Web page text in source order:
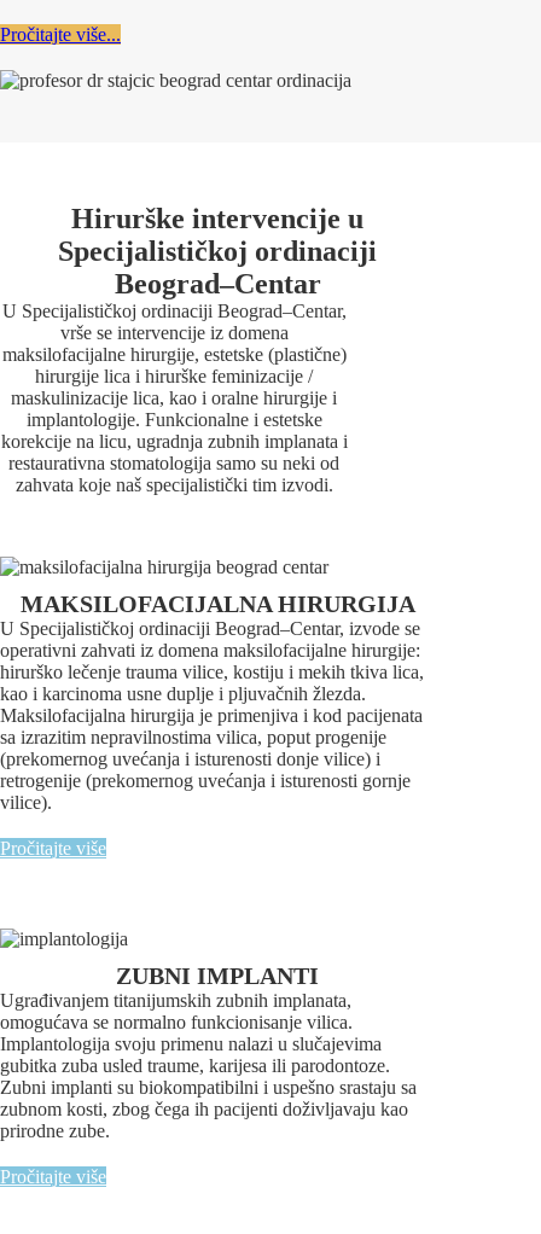
Pročitajte više...
Hirurške intervencije u
Specijalističkoj ordinaciji
Beograd–Centar
U Specijalističkoj ordinaciji Beograd–Centar,
vrše se intervencije iz domena
maksilofacijalne hirurgije, estetske (plastične)
hirurgije lica i hirurške feminizacije /
maskulinizacije lica, kao i oralne hirurgije i
implantologije. Funkcionalne i estetske
korekcije na licu, ugradnja zubnih implanata i
restaurativna stomatologija samo su neki od
zahvata koje naš specijalistički tim izvodi.
MAKSILOFACIJALNA HIRURGIJA
U Specijalističkoj ordinaciji Beograd–Centar, izvode se
operativni zahvati iz domena maksilofacijalne hirurgije:
hirurško lečenje trauma vilice, kostiju i mekih tkiva lica,
kao i karcinoma usne duplje i pljuvačnih žlezda.
Maksilofacijalna hirurgija je primenjiva i kod pacijenata
sa izrazitim nepravilnostima vilica, poput progenije
(prekomernog uvećanja i isturenosti donje vilice) i
retrogenije (prekomernog uvećanja i isturenosti gornje
vilice).
Pročitajte više
ZUBNI IMPLANTI
Ugrađivanjem titanijumskih zubnih implanata,
omogućava se normalno funkcionisanje vilica.
Implantologija svoju primenu nalazi u slučajevima
gubitka zuba usled traume, karijesa ili parodontoze.
Zubni implanti su biokompatibilni i uspešno srastaju sa
zubnom kosti, zbog čega ih pacijenti doživljavaju kao
prirodne zube.
Pročitajte više